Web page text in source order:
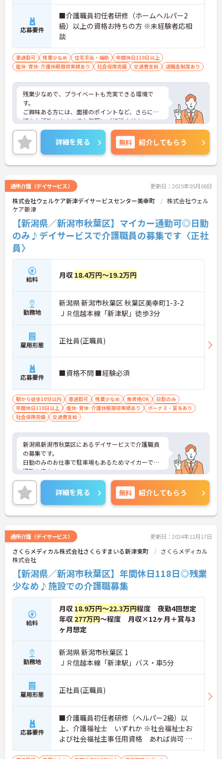
応募要件
■介護職員初任者研修（ホームヘルパー2
級）以上の資格お持ちの方 ※未経験者応相
談
車通勤可 残業少なめ 住宅手当・補助
年間休日110日以上
産休･育休･介護休暇取得実績あり
社会保険完備 交通費支給 退職金制度あり
残業少なめで、プライベートも充実できる環境で
す。
ご興味ある方には、面接のポイントなど、さらに詳
細をお話致しますのでお気軽にご相談ください。
詳細を見る 無料 紹介してもらう
通所介護（デイサービス） 更新日：2025年05月08日
株式会社ウェルケア新津デイサービスセンター美幸町
株式会社ウェル
ケア新津
【新潟県／新潟市秋葉区】マイカー通勤可◎日勤
のみ♪デイサービスで介護職員の募集です〈正社
員〉
給料 月収 18.4万円～19.2万円
勤務地
新潟県 新潟市秋葉区 秋葉区美幸町1-3-2
ＪＲ信越本線「新津駅」徒歩3分
雇用形態 正社員(正職員)
応募要件 ■資格不問 ■経験必須
駅から徒歩10分以内 車通勤可 残業少なめ 無資格OK
日勤のみ
年間休日110日以上
産休･育休･介護休暇取得実績あり
ボーナス・賞与あり
社会保険完備
交通費支給
新潟県新潟市秋葉区にあるデイサービスで介護職員
の募集です。
日勤のみのお仕事で駐車場もあるためマイカーでの
通勤も楽々♪
丁寧な研修とフォロー体制で、経験に関わらず安心
してスタートできます。また資格取得支援制度あり
ご自身のスキルアップもできます♪
こちらの求人にご興味がございましたら面接のポイ
ントもお伝えしますので是非ご応募お待ちしており
詳細を見る 無料 紹介してもらう
通所介護（デイサービス） 更新日：2024年12月17日
さくらメディカル株式会社さくらすまいる新津東町
さくらメディカル
株式会社
【新潟県／新潟市秋葉区】年間休日118日◎残業
少なめ♪施設での介護職募集
給料
月収 18.9万円～22.3万円程度 夜勤4回想定
年収 277万円～程度 月収×12ヶ月＋賞与3
ヶ月想定
勤務地
新潟県 新潟市秋葉区 1
ＪＲ信越本線「新津駅」バス・車5分
雇用形態 正社員(正職員)
応募要件
■介護職員初任者研修（ヘルパー2級）以
上、介護福祉士 いずれか ※社会福祉士お
よび社会福祉主事任用資格 あれば尚可 ■
普通自動車運転免許必須（ＡＴ限定可）